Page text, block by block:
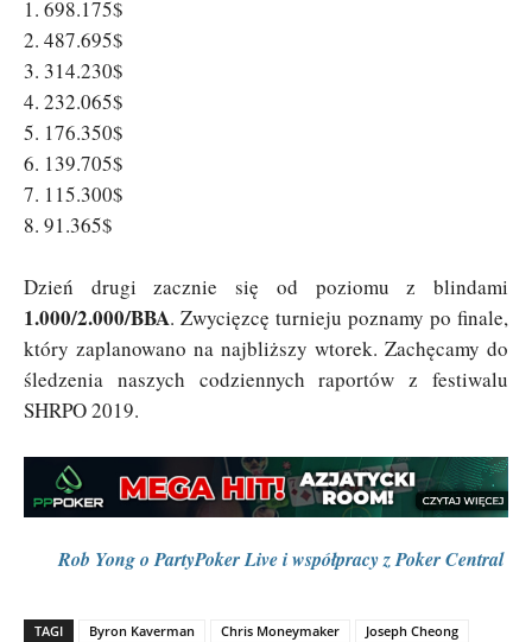
1. 698.175$
2. 487.695$
3. 314.230$
4. 232.065$
5. 176.350$
6. 139.705$
7. 115.300$
8. 91.365$
Dzień drugi zacznie się od poziomu z blindami
1.000/2.000/BBA. Zwycięzcę turnieju poznamy po finale,
który zaplanowano na najbliższy wtorek. Zachęcamy do
śledzenia naszych codziennych raportów z festiwalu
SHRPO 2019.
Rob Yong o PartyPoker Live i współpracy z Poker Central
TAGI Byron Kaverman Chris Moneymaker
Joseph Cheong